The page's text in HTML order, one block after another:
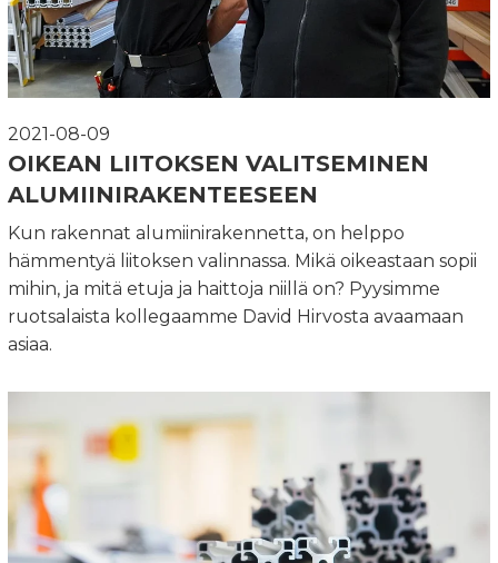
2021-08-09
OIKEAN LIITOKSEN VALITSEMINEN
ALUMIINIRAKENTEESEEN
Kun rakennat alumiinirakennetta, on helppo
hämmentyä liitoksen valinnassa. Mikä oikeastaan sopii
mihin, ja mitä etuja ja haittoja niillä on? Pyysimme
ruotsalaista kollegaamme David Hirvosta avaamaan
asiaa.